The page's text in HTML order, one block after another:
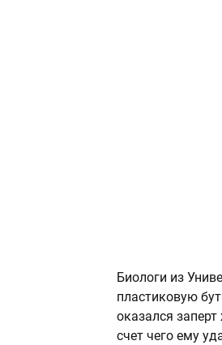
Биологи из
пластиковую
оказался
счет чего ему